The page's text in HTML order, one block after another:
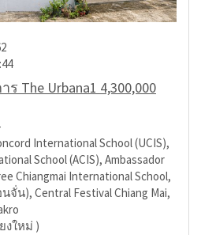
The Urbana1 4,300,000
International School (UCIS),
School (ACIS), Ambassador
Chiangmai International School,
จั่น), Central Festival Chiang Mai,
งใหม่ )